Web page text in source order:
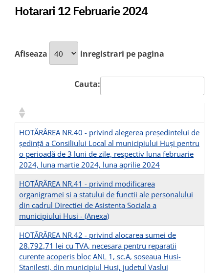
Hotarari 12 Februarie 2024
Afiseaza inregistrari pe pagina
Cauta:
HOTĂRÂREA NR.40 - privind alegerea preşedintelui de
şedinţă a Consiliului Local al municipiului Huşi pentru
o perioadă de 3 luni de zile, respectiv luna februarie
2024, luna martie 2024, luna aprilie 2024
HOTĂRÂREA NR.41 - privind modificarea
organigramei si a statului de functii ale personalului
din cadrul Directiei de Asistenta Sociala a
municipiului Husi - (Anexa)
HOTĂRÂREA NR.42 - privind alocarea sumei de
28.792,71 lei cu TVA, necesara pentru reparatii
curente acoperis bloc ANL 1, sc.A, soseaua Husi-
Stanilesti, din municipiul Husi, judetul Vaslui